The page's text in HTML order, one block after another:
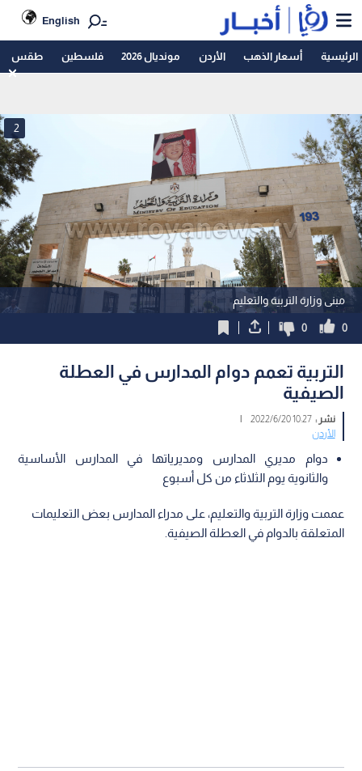
English
الرئيسية أسعار الذهب الأردن مونديال 2026 فلسطين طقس
مبنى وزارة التربية والتعليم
2
0
0
التربية تعمم دوام المدارس في العطلة
الصيفية
نشر :10:27 2022/6/20
|
الأردن
دوام مديري المدارس ومديرياتها في المدارس الأساسية
والثانوية يوم الثلاثاء من كل أسبوع
عممت وزارة التربية والتعليم، على مدراء المدارس بعض التعليمات
المتعلقة بالدوام في العطلة الصيفية.